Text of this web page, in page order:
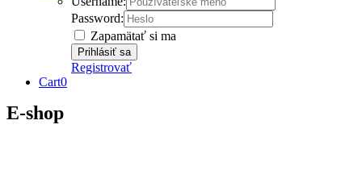
Password:
Zapamätať si ma
Registrovať
Cart0
E-shop